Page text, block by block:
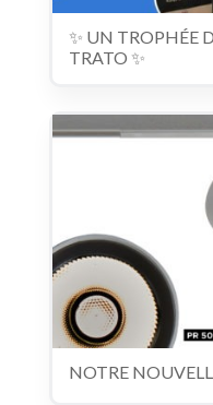
✨ UN TROPHÉE
TRATO ✨
NOTRE